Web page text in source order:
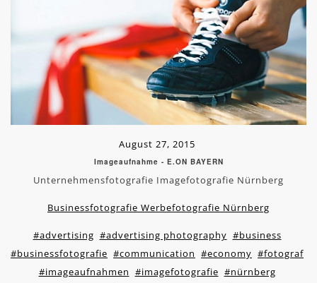
August 27, 2015
Imageaufnahme - E.ON BAYERN
Unternehmensfotografie Imagefotografie Nürnberg
Businessfotografie Werbefotografie Nürnberg
#advertising #advertising photography #business
#businessfotografie #communication #economy #fotograf
#imageaufnahmen #imagefotografie #nürnberg